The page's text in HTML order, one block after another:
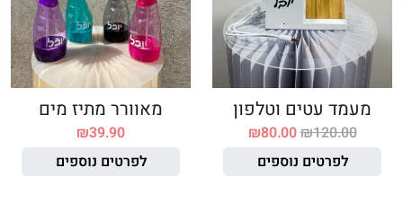
מעמד עטים וטלפון
₪120.00
₪80.00
לפרטים נוספים
מאוורר מתיז מים
₪39.90
לפרטים נוספים